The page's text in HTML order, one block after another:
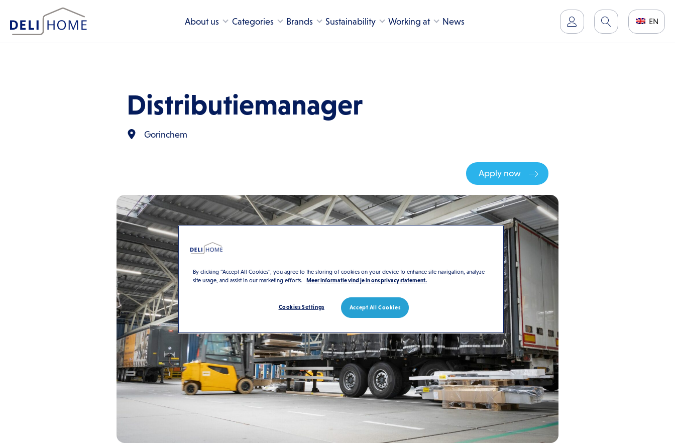
About us Categories Brands Sustainability Working at News EN
Distributiemanager
Gorinchem
Apply now
By clicking “Accept All Cookies”, you agree to the storing of cookies on your device to enhance site navigation, analyze
site usage, and assist in our marketing efforts.
Meer informatie vind je in ons privacy statement.
Accept All Cookies
Cookies Settings